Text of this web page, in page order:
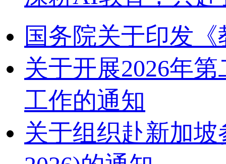
国务院关于印发
关于开展2026年
工作的通知
关于组织赴新加坡